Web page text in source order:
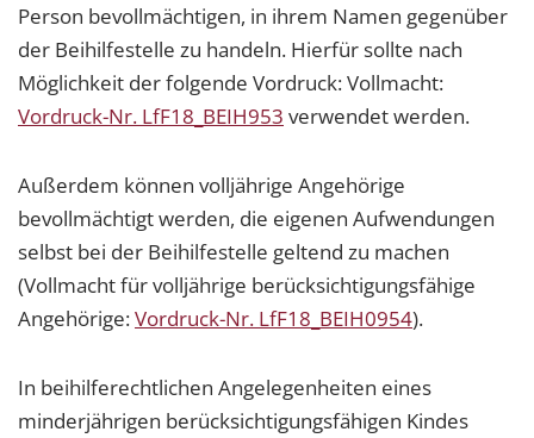
Person bevollmächtigen, in ihrem Namen gegenüber
der Beihilfestelle zu handeln. Hierfür sollte nach
Möglichkeit der folgende Vordruck: Vollmacht:
Vordruck-Nr. LfF18_BEIH953 verwendet werden.
Außerdem können volljährige Angehörige
bevollmächtigt werden, die eigenen Aufwendungen
selbst bei der Beihilfestelle geltend zu machen
(Vollmacht für volljährige berücksichtigungsfähige
Angehörige:Vordruck-Nr. LfF18_BEIH0954).
In beihilferechtlichen Angelegenheiten eines
minderjährigen berücksichtigungsfähigen Kindes